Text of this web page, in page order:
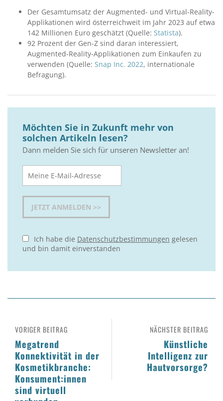
Der Gesamtumsatz der Augmented- und Virtual-Reality-
Applikationen wird österreichweit im Jahr 2023 auf etwa
142 Millionen Euro geschätzt (Quelle: Statista).
92 Prozent der Gen-Z sind daran interessiert,
Augmented-Reality-Applikationen zum Einkaufen zu
verwenden (Quelle: Snap Inc. 2022, internationale
Befragung).
Möchten Sie in Zukunft mehr von
solchen Artikeln lesen?
Dann melden Sie sich für unseren Newsletter an!
Ich habe die Datenschutzbestimmungen gelesen
und bin damit einverstanden
NÄCHSTER BEITRAG
Künstliche
Intelligenz zur
Hautvorsorge?
VORIGER BEITRAG
Megatrend
Konnektivität in der
Kosmetikbranche:
Konsument:innen
sind virtuell